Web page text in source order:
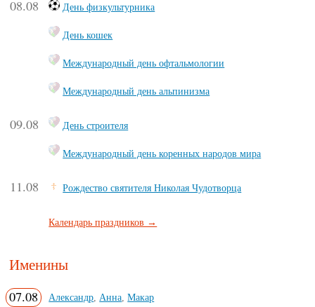
08.08 День физкультурника
День кошек
Международный день офтальмологии
Международный день альпинизма
09.08 День строителя
Международный день коренных народов мира
11.08 Рождество святителя Николая Чудотворца
Календарь праздников →
Именины
07.08 Александр Анна ,Макар